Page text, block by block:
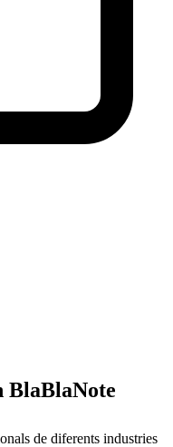
BlaBlaNote
de diferents industries